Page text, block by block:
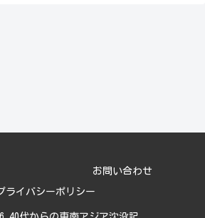
お問い合わせ
ライバシーポリシー